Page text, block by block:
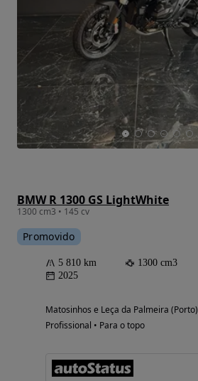
BMW R 1300 GS LightWhite
1300 cm3 • 145 cv
Promovido
5 810 km 1300 cm3
2025
Matosinhos e Leça da Palmeira (Porto)
Profissional • Para o topo